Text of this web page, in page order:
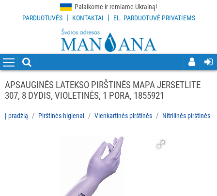
Palaikome ir remiame Ukrainą!
PARDUOTUVĖS | KONTAKTAI | EL. PARDUOTUVĖ PRIVATIEMS
VALYMO
PRIEMONĖS
VALYMO
APSAUGINĖS LATEKSO PIRŠTINĖS MAPA JERSETLITE
307, 8 DYDIS, VIOLETINĖS, 1 PORA, 1855921
Į pradžią Pirštinės higienai Vienkartinės pirštinės Nitrilinės pirštinės